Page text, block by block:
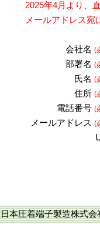
2025年4月より、
メールアドレス宛
会社名 (
部署名 (
氏名 (
住所 (
電話番号 (
メールアドレス (
日本圧着端子製造株式会